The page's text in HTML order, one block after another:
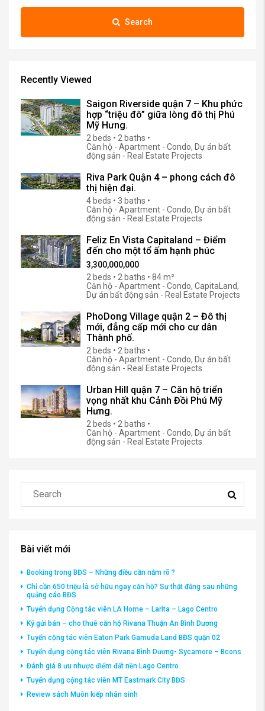
Search
Recently Viewed
Saigon Riverside quận 7 – Khu phức
hợp “triệu đô” giữa lòng đô thị Phú
Mỹ Hưng.
2 beds • 2 baths •
Căn hộ - Apartment - Condo, Dự án bất
động sản - Real Estate Projects
Riva Park Quận 4 – phong cách đô
thị hiện đại.
4 beds • 3 baths •
Căn hộ - Apartment - Condo, Dự án bất
động sản - Real Estate Projects
Feliz En Vista Capitaland – Điểm
đến cho một tổ ấm hạnh phúc
3,300,000,000
2 beds • 2 baths • 84 m²
Căn hộ - Apartment - Condo, CapitaLand,
Dự án bất động sản - Real Estate Projects
PhoDong Village quận 2 – Đô thị
mới, đẳng cấp mới cho cư dân
Thành phố.
2 beds • 2 baths •
Căn hộ - Apartment - Condo, Dự án bất
động sản - Real Estate Projects
Urban Hill quận 7 – Căn hộ triển
vọng nhất khu Cảnh Đồi Phú Mỹ
Hưng.
2 beds • 2 baths •
Căn hộ - Apartment - Condo, Dự án bất
động sản - Real Estate Projects
Bài viết mới
Booking trong BĐS – Những điều cần nắm rõ ?
Chỉ cần 650 triệu là sở hữu ngay căn hộ? Sự thật đằng sau những
quảng cáo BĐS
Tuyển dụng Cộng tác viên LA Home – Larita – Lago Centro
Ký gửi bán – cho thuê căn hộ Rivana Thuận An Bình Dương
Tuyển cộng tác viên Eaton Park Gamuda Land BĐS quận 02
Tuyển dụng cộng tác viên Rivana Bình Dương- Sycamore – Bcons
Đánh giá 8 ưu nhược điểm đất nền Lago Centro
Tuyển dụng cộng tác viên MT Eastmark City BĐS
Review sách Muôn kiếp nhân sinh